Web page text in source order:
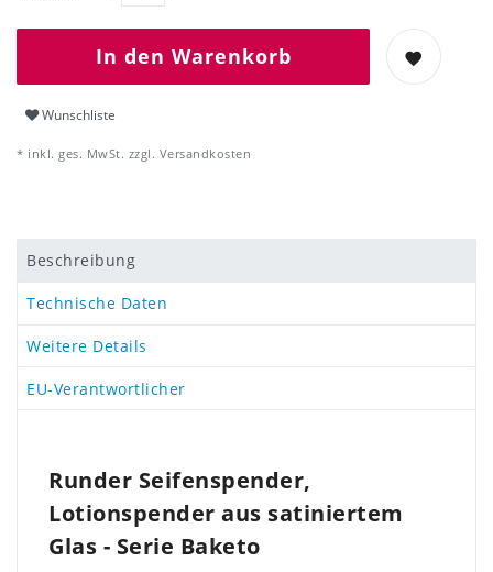
In den Warenkorb
Wunschliste
* inkl. ges. MwSt. zzgl. Versandkosten
Beschreibung
Technische Daten
Weitere Details
EU-Verantwortlicher
Runder Seifenspender,
Lotionspender aus satiniertem
Glas - Serie Baketo